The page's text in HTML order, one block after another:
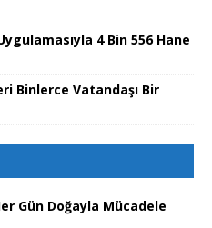
4 Bin 556 Hane
Binlerce Vatandaşı Bir
Gün Doğayla Mücadele